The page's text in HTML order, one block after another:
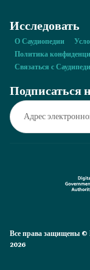
Исследовать
О Саудиопедии
Политика
Связаться с
Подписаться
Все права защищены ©
2026